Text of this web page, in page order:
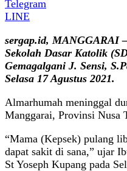
Telegram
LINE
sergap.id, MANGGARAI
Sekolah Dasar Katolik
Gemagalgani J. Sensi,
Selasa 17 Agustus 2021.
Almarhumah meninggal
Manggarai, Provinsi Nusa
“Mama (Kepsek) pulang
dapat sakit di sana,” ujar
St Yoseph Kupang pada